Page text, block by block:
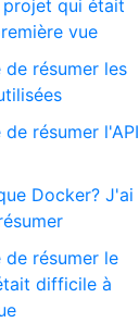
projet qui était
vue
de résumer les
résumer l'API
Docker? J'ai
de résumer le
difficile à